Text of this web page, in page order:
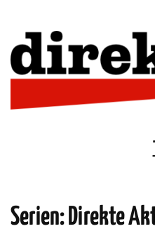
Serien: Direkte